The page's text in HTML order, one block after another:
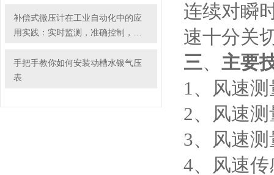
补偿式微压计在工业自动化中的应
用实践：实时监测，准确控制，优
手把手教你如何安装动槽水银气压
表
连续对瞬
速十分关
三、 主要
1、风速
2、风速
3、风速
4、风速